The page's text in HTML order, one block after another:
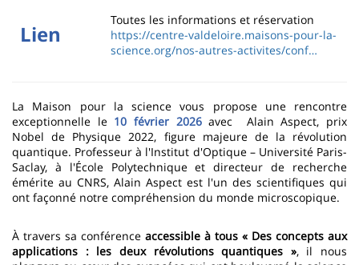
Lien
Toutes les informations et réservation
https://centre-valdeloire.maisons-pour-la-
science.org/nos-autres-activites/conf…
La Maison pour la science vous propose une rencontre
exceptionnelle le 10 février 2026avec Alain Aspect, prix
Nobel de Physique 2022, figure majeure de la révolution
quantique. Professeur à l'Institut d'Optique – Université Paris-
Saclay, à l'École Polytechnique et directeur de recherche
émérite au CNRS, Alain Aspect est l'un des scientifiques qui
ont façonné notre compréhension du monde microscopique.
À travers sa conférence accessible à tous « Des concepts aux
applications : les deux révolutions quantiques », il nous